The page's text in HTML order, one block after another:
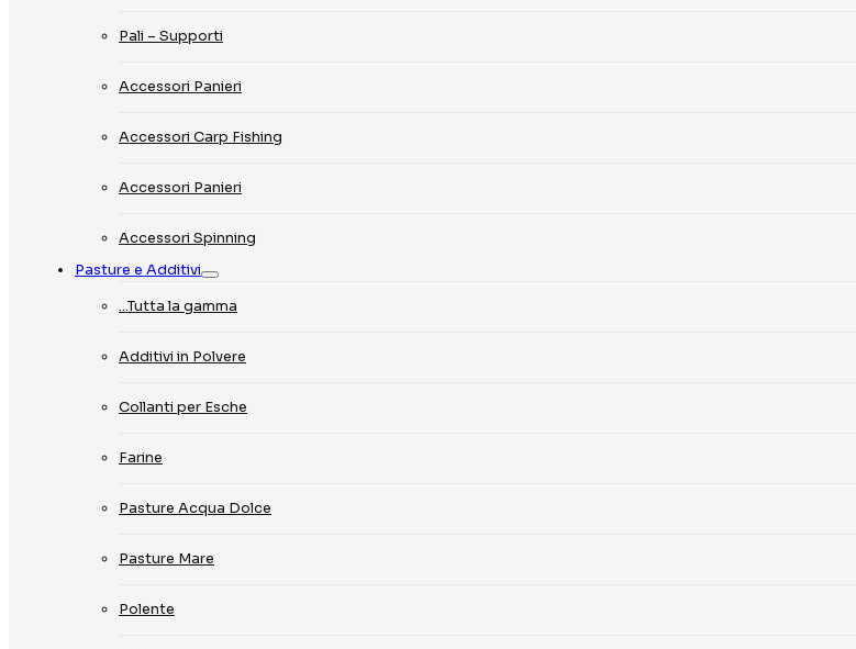
Pali – Supporti
Accessori Panieri
Accessori Carp Fishing
Accessori Panieri
Accessori Spinning
Pasture e Additivi
…Tutta la gamma
Additivi in Polvere
Collanti per Esche
Farine
Pasture Acqua Dolce
Pasture Mare
Polente